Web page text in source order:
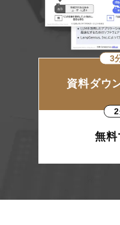
3
資料ダウ
無料